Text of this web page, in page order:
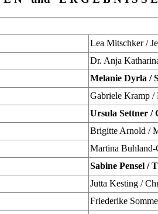
Lea Mitschker /
Dr. Anja
Melanie Dyrla /
Gabriele Kramp /
Ursula Settner /
Brigitte Arnold /
Martina
Sabine Pensel /
Jutta Kesting /
Friederike